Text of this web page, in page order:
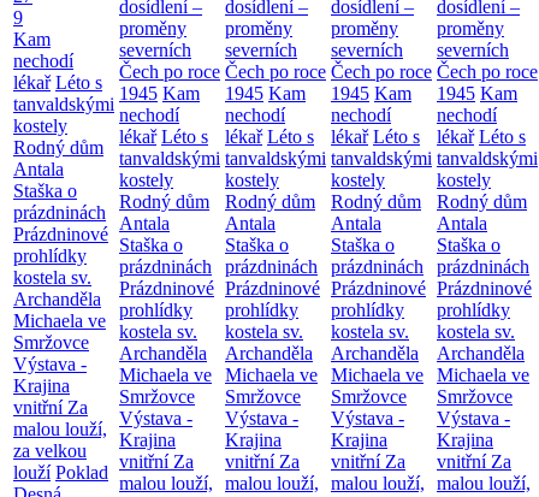
9
Kam
nechodí
lékař Léto s
tanvaldskými
kostely
Rodný dům
Antala
Staška o
prázdninách
Prázdninové
prohlídky
kostela sv.
Archanděla
Michaela ve
Smržovce
Výstava -
Krajina
vnitřní Za
malou louží,
za velkou
louží Poklad
dosídlení –
proměny
severních
Čech po roce
1945 Kam
nechodí
lékař Léto s
tanvaldskými
kostely
Rodný dům
Antala
Staška o
prázdninách
Prázdninové
prohlídky
kostela sv.
Archanděla
Michaela ve
Smržovce
Výstava -
Krajina
vnitřní Za
malou louží,
dosídlení –
proměny
severních
Čech po roce
1945 Kam
nechodí
lékař Léto s
tanvaldskými
kostely
Rodný dům
Antala
Staška o
prázdninách
Prázdninové
prohlídky
kostela sv.
Archanděla
Michaela ve
Smržovce
Výstava -
Krajina
vnitřní Za
malou louží,
dosídlení –
proměny
severních
Čech po roce
1945 Kam
nechodí
lékař Léto s
tanvaldskými
kostely
Rodný dům
Antala
Staška o
prázdninách
Prázdninové
prohlídky
kostela sv.
Archanděla
Michaela ve
Smržovce
Výstava -
Krajina
vnitřní Za
malou louží,
dosídlení –
proměny
severních
Čech po roce
1945 Kam
nechodí
lékař Léto s
tanvaldskými
kostely
Rodný dům
Antala
Staška o
prázdninách
Prázdninové
prohlídky
kostela sv.
Archanděla
Michaela ve
Smržovce
Výstava -
Krajina
vnitřní Za
malou louží,